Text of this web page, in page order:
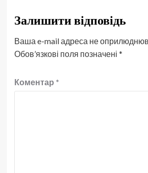
Залишити відповідь
Ваша e-mail адреса не
Обов’язкові поля позначені *
Коментар *